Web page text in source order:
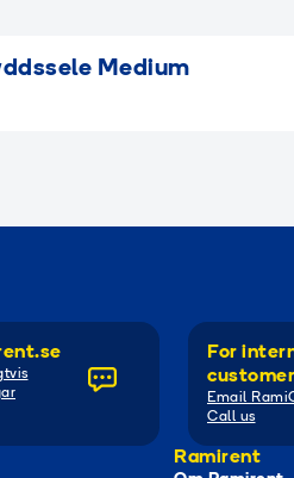
Medium
For
Email
Call us
Ramirent